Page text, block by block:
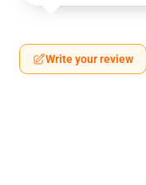
Write your review